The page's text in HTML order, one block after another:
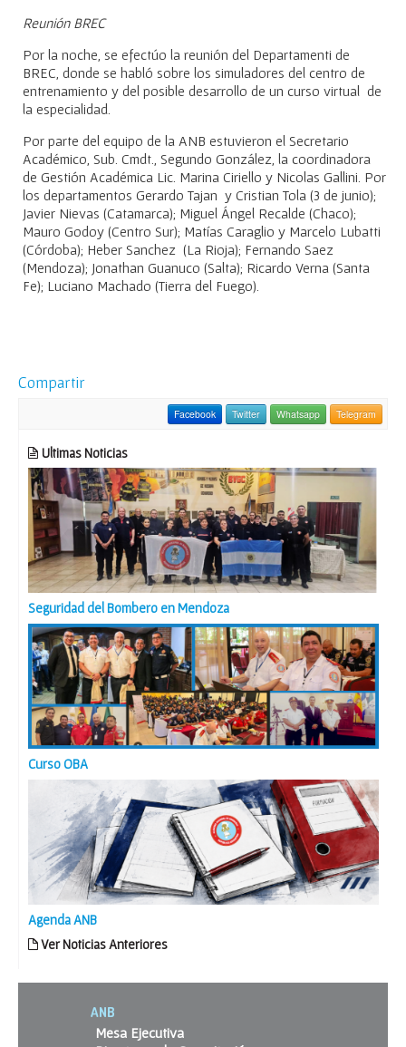
Reunión BREC
Por la noche, se efectúo la reunión del Departamenti de
BREC, donde se habló sobre los simuladores del centro de
entrenamiento y del posible desarrollo de un curso virtual de
la especialidad.
Por parte del equipo de la ANB estuvieron el Secretario
Académico, Sub. Cmdt., Segundo González, la coordinadora
de Gestión Académica Lic. Marina Ciriello y Nicolas Gallini. Por
los departamentos Gerardo Tajan y Cristian Tola (3 de junio);
Javier Nievas (Catamarca); Miguel Ángel Recalde (Chaco);
Mauro Godoy (Centro Sur); Matías Caraglio y Marcelo Lubatti
(Córdoba); Heber Sanchez (La Rioja); Fernando Saez
(Mendoza); Jonathan Guanuco (Salta); Ricardo Verna (Santa
Fe); Luciano Machado (Tierra del Fuego).
Compartir
Facebook Twitter Whatsapp Telegram
Ultimas Noticias
Seguridad del Bombero en Mendoza
Curso OBA
Agenda ANB
Ver Noticias Anteriores
ANB
Mesa Ejecutiva